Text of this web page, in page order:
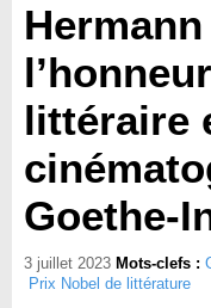
littéraire
Goethe-
3 juillet 2023 Mots-clefs :
Prix Nobel de littérature